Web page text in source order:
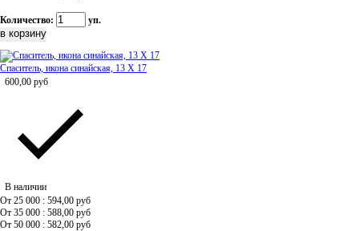
Количество: уп.
Спаситель, икона синайская, 13 Х 17
600,00 руб
В наличии
От 25 000 : 594,00 руб
От 35 000 : 588,00 руб
От 50 000 : 582,00 руб